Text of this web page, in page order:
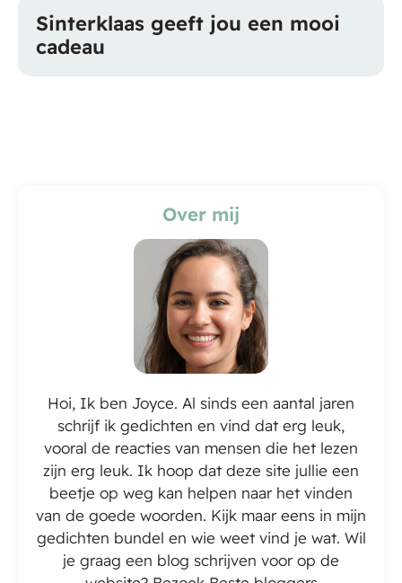
Sinterklaas geeft jou een mooi
cadeau
Over mij
Hoi, Ik ben Joyce. Al sinds een aantal jaren
schrijf ik gedichten en vind dat erg leuk,
vooral de reacties van mensen die het lezen
zijn erg leuk. Ik hoop dat deze site jullie een
beetje op weg kan helpen naar het vinden
van de goede woorden. Kijk maar eens in mijn
gedichten bundel en wie weet vind je wat. Wil
je graag een blog schrijven voor op de